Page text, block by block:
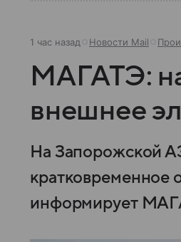
1 час назад Новости Mail
МАГАТЭ:
внешнее
На Запорожской
кратковременное
информирует